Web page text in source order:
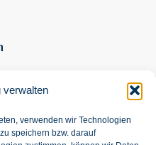
verwalten
verwenden wir Technologien
speichern bzw. darauf